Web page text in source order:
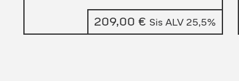
209,00€ Sis ALV 25,5%